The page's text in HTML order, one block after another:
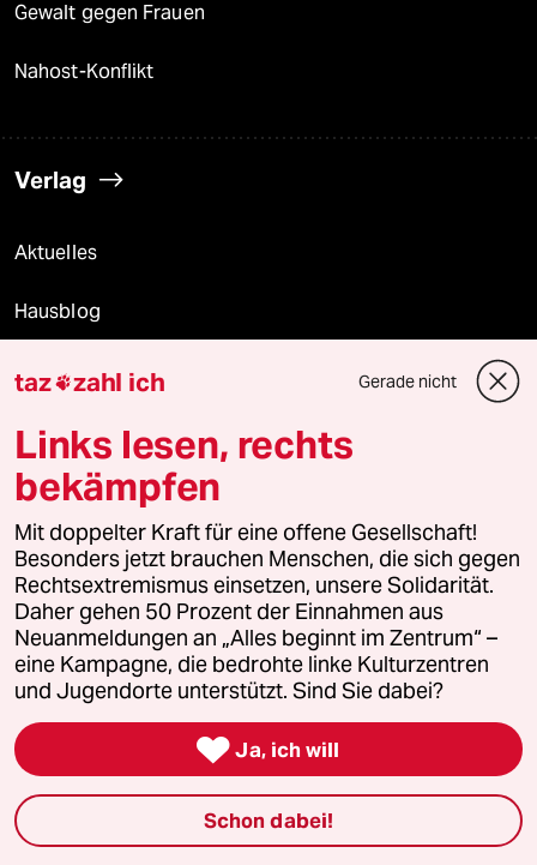
Gewalt gegen Frauen
Nahost-Konflikt
Verlag
Aktuelles
Hausblog
Die Seitenwende
Stellen
Presse
Unterstützen
abo
genossenschaft
recherchefonds ausland
taz zahl ich Gerade nicht
Links lesen, rechts
bekämpfen
Mit doppelter Kraft für eine offene Gesellschaft!
Besonders jetzt brauchen Menschen, die sich gegen
Rechtsextremismus einsetzen, unsere Solidarität.
Daher gehen 50 Prozent der Einnahmen aus
Neuanmeldungen an „Alles beginnt im Zentrum“ –
eine Kampagne, die bedrohte linke Kulturzentren
und Jugendorte unterstützt. Sind Sie dabei?
 Ja, ich will
Schon dabei!